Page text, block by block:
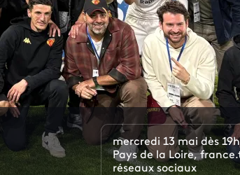
mercredi 13 mai dès
Pays de la Loire,
réseaux sociaux